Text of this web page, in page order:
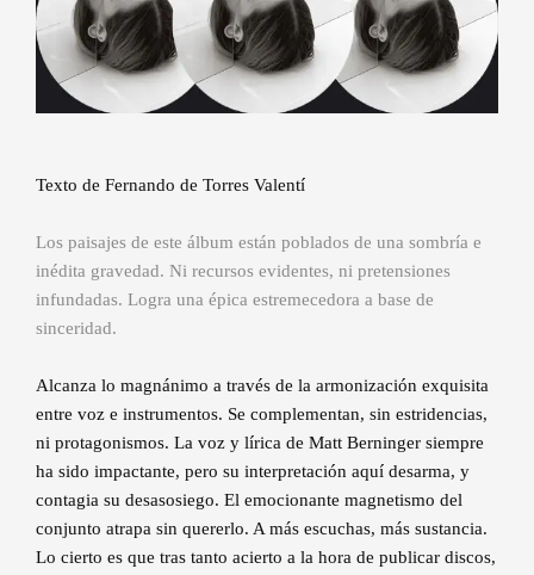
Texto de Fernando de Torres Valentí
Los paisajes de este álbum están poblados de una sombría e
inédita gravedad. Ni recursos evidentes, ni pretensiones
infundadas. Logra una épica estremecedora a base de
sinceridad.
Alcanza lo magnánimo a través de la armonización exquisita
entre voz e instrumentos. Se complementan, sin estridencias,
ni protagonismos. La voz y lírica de Matt Berninger siempre
ha sido impactante, pero su interpretación aquí desarma, y
contagia su desasosiego. El emocionante magnetismo del
conjunto atrapa sin quererlo. A más escuchas, más sustancia.
Lo cierto es que tras tanto acierto a la hora de publicar discos,